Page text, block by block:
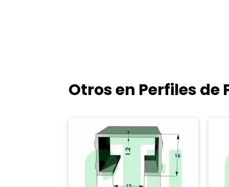
Otros en Perfiles